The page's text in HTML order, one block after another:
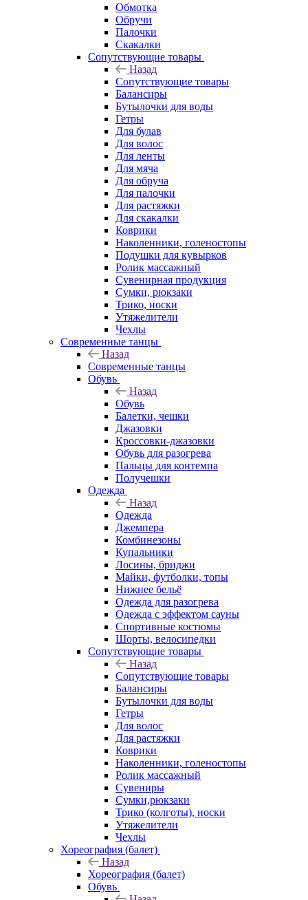
Обмотка
Обручи
Палочки
Скакалки
Сопутствующие товары
Назад
Сопутствующие товары
Балансиры
Бутылочки для воды
Гетры
Для булав
Для волос
Для ленты
Для мяча
Для обруча
Для палочки
Для растяжки
Для скакалки
Коврики
Наколенники, голеностопы
Подушки для кувырков
Ролик массажный
Сувенирная продукция
Сумки, рюкзаки
Трико, носки
Утяжелители
Чехлы
Современные танцы
Назад
Современные танцы
Обувь
Назад
Обувь
Балетки, чешки
Джазовки
Кроссовки-джазовки
Обувь для разогрева
Пальцы для контемпа
Получешки
Одежда
Назад
Одежда
Джемпера
Комбинезоны
Купальники
Лосины, бриджи
Майки, футболки, топы
Нижнее бельё
Одежда для разогрева
Одежда с эффектом сауны
Спортивные костюмы
Шорты, велосипедки
Сопутствующие товары
Назад
Сопутствующие товары
Балансиры
Бутылочки для воды
Гетры
Для волос
Для растяжки
Коврики
Наколенники, голеностопы
Ролик массажный
Сувениры
Сумки,рюкзаки
Трико (колготы), носки
Утяжелители
Чехлы
Хореография (балет)
Назад
Хореография (балет)
Обувь